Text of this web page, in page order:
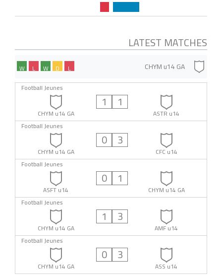
LATEST MATCHES
CHYM u14 GA
L
D
W
L
W
Football Jeunes
CHYM u14 GA
1 1
ASTR u14
Football Jeunes
CHYM u14 GA
0 3
CFC u14
Football Jeunes
ASFT u14
0 1
CHYM u14 GA
Football Jeunes
CHYM u14 GA
1 3
AMF u14
Football Jeunes
CHYM u14 GA
0 3
ASS u14